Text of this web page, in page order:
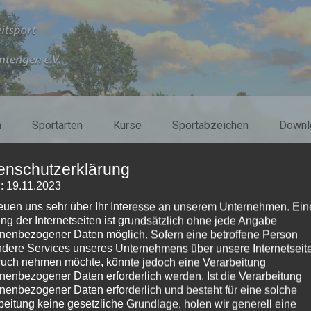
Sportarten Kurse Sportabzeichen
im Strong-Nation®
19.11.2023
uns sehr über Ihr Interesse an unserem Unternehmen.
der Internetseiten ist grundsätzlich ohne jede Angabe
Daten möglich. Sofern eine betroffene Person
Services unseres Unternehmens über unsere
nehmen möchte, könnte jedoch eine Verarbeitung
Daten erforderlich werden. Ist die Verarbeitung
Daten erforderlich und besteht für eine solche
keine gesetzliche Grundlage, holen wir generell eine